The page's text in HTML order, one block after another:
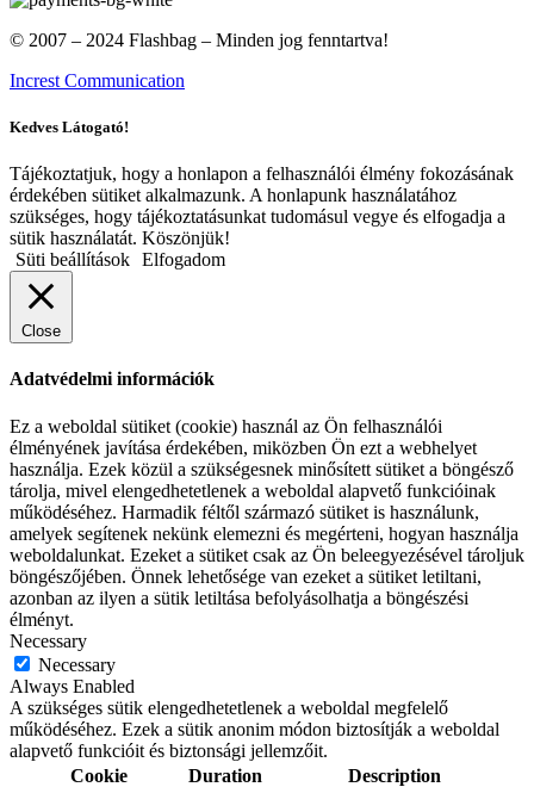
© 2007 – 2024 Flashbag – Minden jog fenntartva!
Increst Communication
Kedves Látogató!
Tájékoztatjuk, hogy a honlapon a felhasználói élmény fokozásának
érdekében sütiket alkalmazunk. A honlapunk használatához
szükséges, hogy tájékoztatásunkat tudomásul vegye és elfogadja a
sütik használatát. Köszönjük!
Süti beállítások Elfogadom
Close
Adatvédelmi információk
Ez a weboldal sütiket (cookie) használ az Ön felhasználói
élményének javítása érdekében, miközben Ön ezt a webhelyet
használja. Ezek közül a szükségesnek minősített sütiket a böngésző
tárolja, mivel elengedhetetlenek a weboldal alapvető funkcióinak
működéséhez. Harmadik féltől származó sütiket is használunk,
amelyek segítenek nekünk elemezni és megérteni, hogyan használja
weboldalunkat. Ezeket a sütiket csak az Ön beleegyezésével tároljuk
böngészőjében. Önnek lehetősége van ezeket a sütiket letiltani,
azonban az ilyen a sütik letiltása befolyásolhatja a böngészési
élményt.
Necessary
Necessary
Always Enabled
A szükséges sütik elengedhetetlenek a weboldal megfelelő
működéséhez. Ezek a sütik anonim módon biztosítják a weboldal
alapvető funkcióit és biztonsági jellemzőit.
Cookie
Duration Description